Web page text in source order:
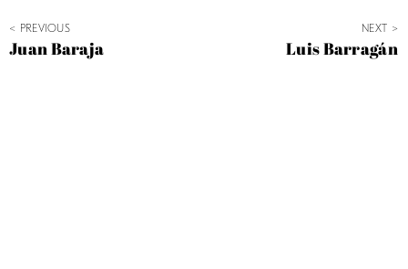
< PREVIOUS
Juan Baraja
NEXT >
Luis Barragán